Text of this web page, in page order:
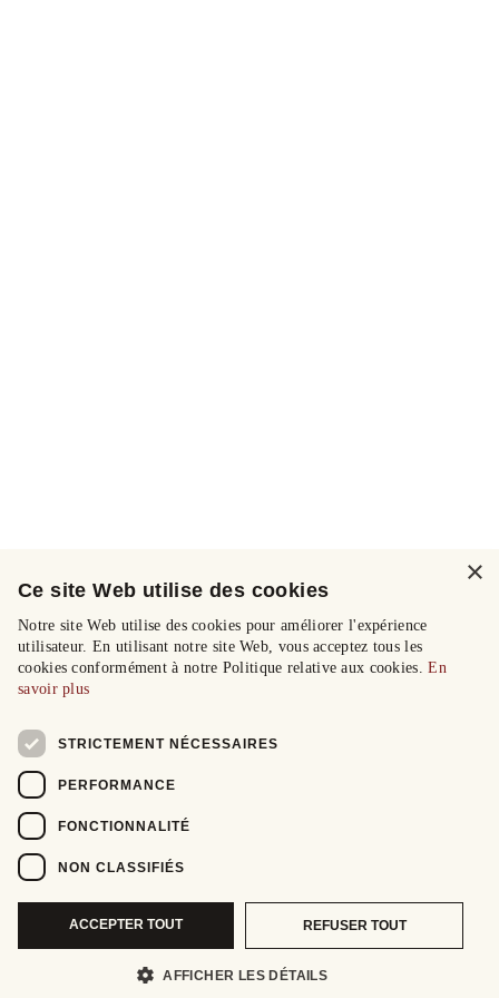
×
Ce site Web utilise des cookies
Notre site Web utilise des cookies pour améliorer l'expérience
utilisateur. En utilisant notre site Web, vous acceptez tous les
cookies conformément à notre Politique relative aux cookies.En
savoir plus
STRICTEMENT NÉCESSAIRES
PERFORMANCE
FONCTIONNALITÉ
NON CLASSIFIÉS
ACCEPTER TOUT REFUSER TOUT
AFFICHER LES DÉTAILS